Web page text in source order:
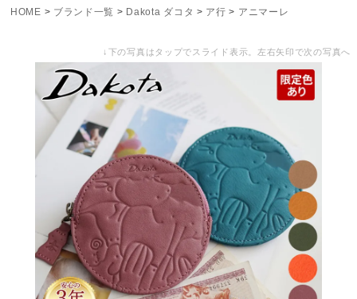
HOME
ブランド一覧 Dakota ダコタ ア行 アニマーレ
↓下の写真はタップでスライド表示。左右矢印で次の写真へ